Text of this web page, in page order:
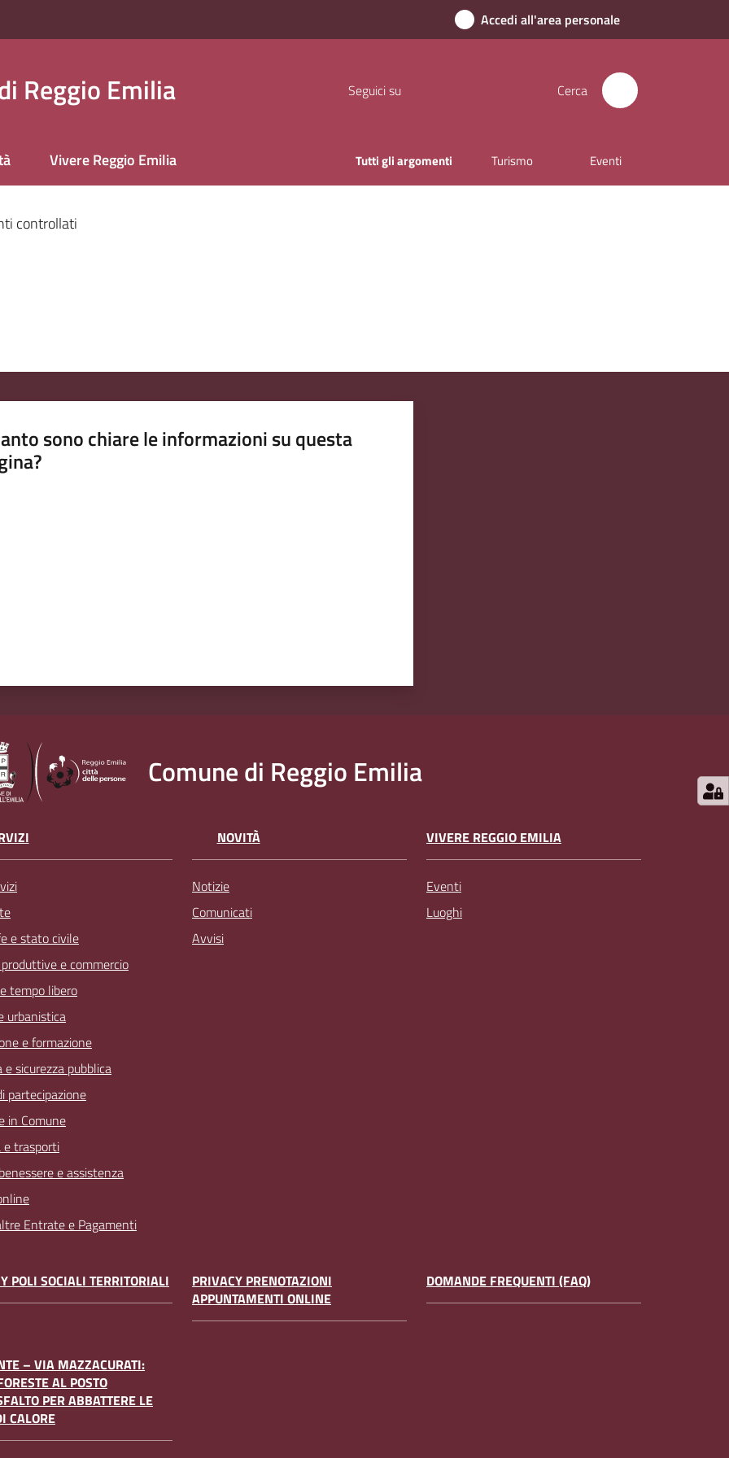
Accedi all'area personale
Reggio Emilia Seguici su Cerca
Vivere Reggio Emilia Tutti gli argomenti Turismo Eventi
controllati
sono chiare le informazioni su questa
Comune di Reggio Emilia
e stato civile
e commercio
tempo libero
urbanistica
e formazione
e sicurezza pubblica
partecipazione
in Comune
e trasporti
e assistenza
Entrate e Pagamenti
NOVITÀ
Notizie
Comunicati
Avvisi
VIVERE REGGIO EMILIA
Eventi
Luoghi
POLI SOCIALI TERRITORIALI
PRIVACY PRENOTAZIONI
APPUNTAMENTI ONLINE
DOMANDE FREQUENTI (FAQ)
– VIA MAZZACURATI:
AL POSTO
PER ABBATTERE LE
CALORE